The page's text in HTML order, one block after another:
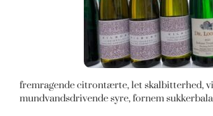
fremragende citrontærte, let skalbitterhed,
mundvandsdrivende syre, fornem